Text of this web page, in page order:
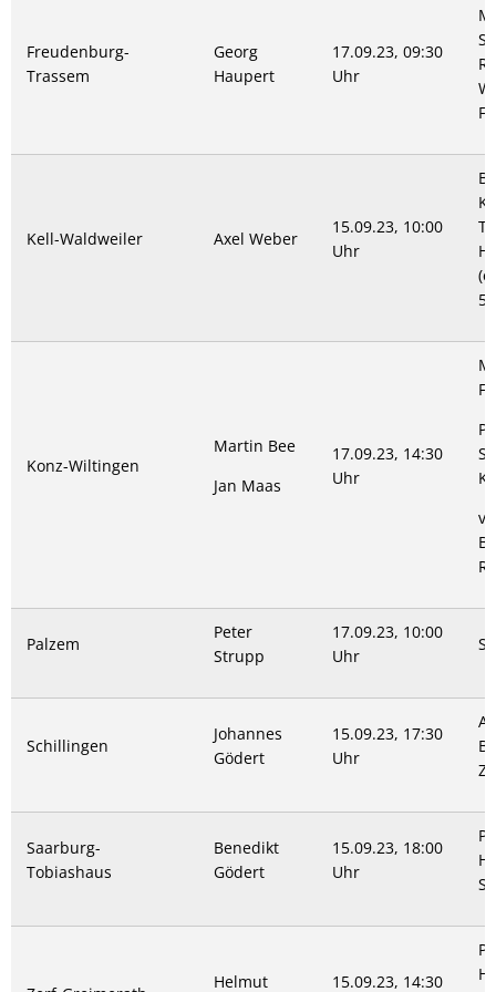
Freudenburg-
Trassem
Georg
Haupert
17.09.23, 09:30
Uhr
Kell-Waldweiler Axel Weber
15.09.23, 10:00
Uhr
Konz-Wiltingen
Martin Bee
Jan Maas
17.09.23, 14:30
Uhr
Palzem
Peter
Strupp
17.09.23, 10:00
Uhr
Schillingen
Johannes
Gödert
15.09.23, 17:30
Uhr
Saarburg-
Tobiashaus
Benedikt
Gödert
15.09.23, 18:00
Uhr
Helmut 15.09.23, 14:30